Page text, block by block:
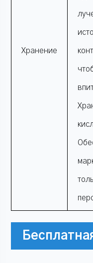
Хранение